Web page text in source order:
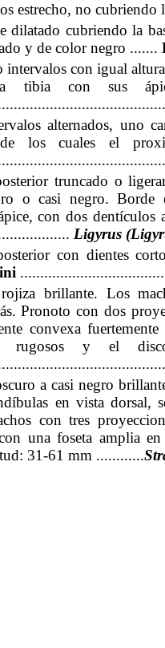
estrecho, no
dilatado cubriendo la
y de color negro .......
intervalos con igual
tibia con sus
alternados, uno
los cuales el
truncado o
o casi negro. Borde
con dos
Ligyrus
con dientes
brillante. Los
Pronoto con dos
convexa
rugosos y el
a casi negro
en vista dorsal,
con tres
una foseta amplia
31-61 mm ............